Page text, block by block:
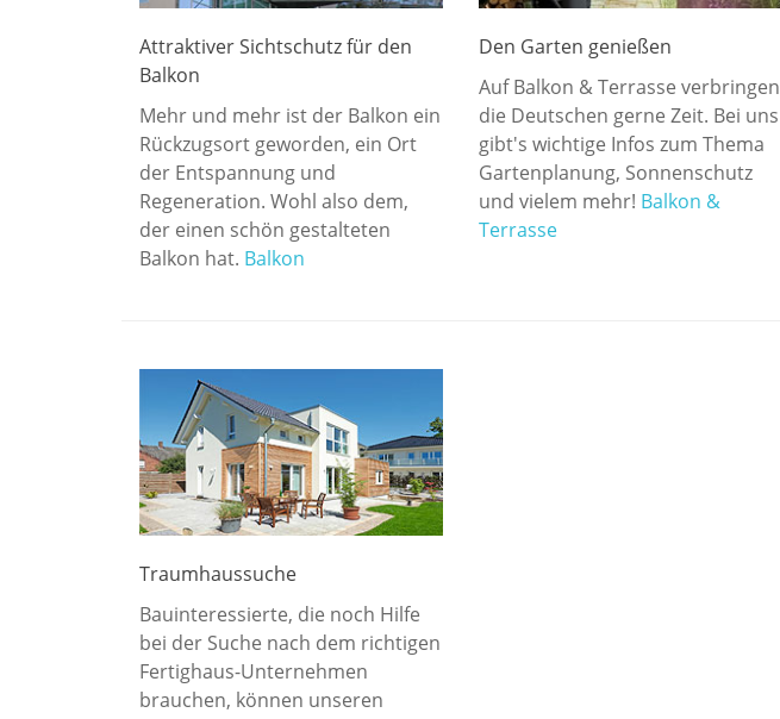
Attraktiver Sichtschutz für den
Balkon
Mehr und mehr ist der Balkon ein
Rückzugsort geworden, ein Ort
der Entspannung und
Regeneration. Wohl also dem,
der einen schön gestalteten
Balkon hat. Balkon
Den Garten genießen
Auf Balkon & Terrasse verbringen
die Deutschen gerne Zeit. Bei uns
gibt's wichtige Infos zum Thema
Gartenplanung, Sonnenschutz
und vielem mehr! Balkon &
Terrasse
Traumhaussuche
Bauinteressierte, die noch Hilfe
bei der Suche nach dem richtigen
Fertighaus-Unternehmen
brauchen, können unseren